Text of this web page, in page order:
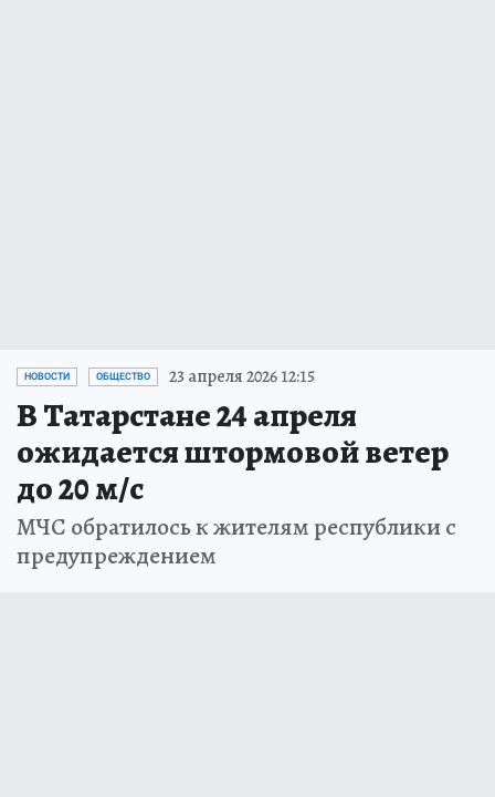
НОВОСТИ ОБЩЕСТВО 23 апреля 2026 12:15
В Татарстане 24 апреля
ожидается штормовой ветер
до 20 м/с
МЧС обратилось к жителям республики с
предупреждением